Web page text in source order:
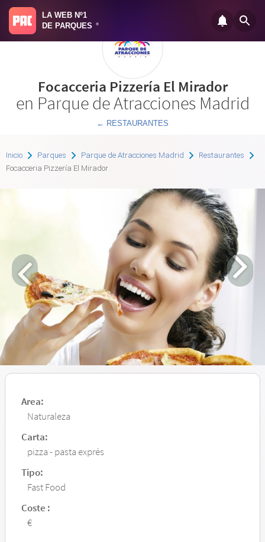
LA WEB Nº1
DE PARQUES
®
Focacceria Pizzería El Mirador
en Parque de Atracciones Madrid
← RESTAURANTES
Inicio Parques Parque de Atracciones Madrid
Restaurantes
Focacceria Pizzería El Mirador
Area:
Naturaleza
Carta:
pizza - pasta exprés
Tipo:
Fast Food
Coste :
€